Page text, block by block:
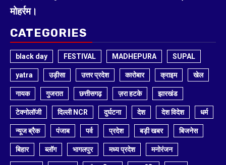
मोहर्रम।
CATEGORIES
black day FESTIVAL MADHEPURA SUPAL
yatra उड़ीसा उत्तर प्रदेश कारोबार क्राइम खेल
गायक गुजरात छत्तीसगढ़ ज़रा हटके झारखंड
टेक्नोलॉजी दिल्ली NCR दुर्घटना देश देश विदेश धर्म
न्यूज ब्रैक पंजाब पर्व प्रदेश बड़ी खबर बिजनेस
बिहार ब्लॉग भागलपुर मध्य प्रदेश मनोरंजन